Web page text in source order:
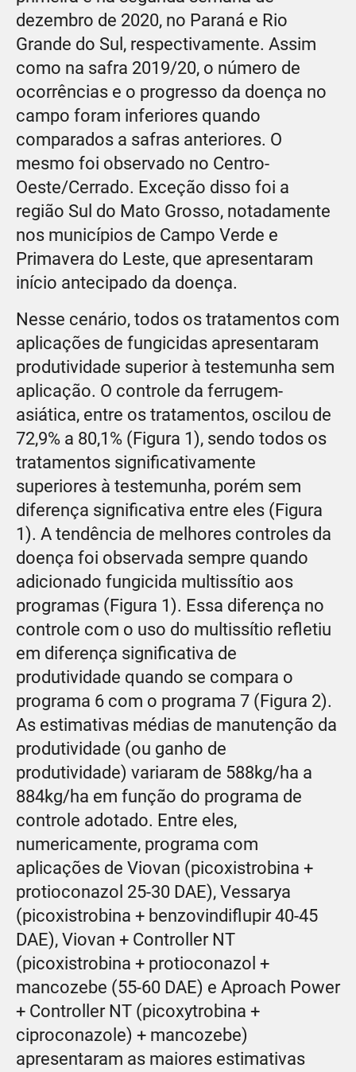
dezembro de 2020, no Paraná e Rio
Grande do Sul, respectivamente. Assim
como na safra 2019/20, o número de
ocorrências e o progresso da doença no
campo foram inferiores quando
comparados a safras anteriores. O
mesmo foi observado no Centro-
Oeste/Cerrado. Exceção disso foi a
região Sul do Mato Grosso, notadamente
nos municípios de Campo Verde e
Primavera do Leste, que apresentaram
início antecipado da doença.
Nesse cenário, todos os tratamentos com
aplicações de fungicidas apresentaram
produtividade superior à testemunha sem
aplicação. O controle da ferrugem-
asiática, entre os tratamentos, oscilou de
72,9% a 80,1% (Figura 1), sendo todos os
tratamentos significativamente
superiores à testemunha, porém sem
diferença significativa entre eles (Figura
1). A tendência de melhores controles da
doença foi observada sempre quando
adicionado fungicida multissítio aos
programas (Figura 1). Essa diferença no
controle com o uso do multissítio refletiu
em diferença significativa de
produtividade quando se compara o
programa 6 com o programa 7 (Figura 2).
As estimativas médias de manutenção da
produtividade (ou ganho de
produtividade) variaram de 588kg/ha a
884kg/ha em função do programa de
controle adotado. Entre eles,
numericamente, programa com
aplicações de Viovan (picoxistrobina +
protioconazol 25-30 DAE), Vessarya
(picoxistrobina + benzovindiflupir 40-45
DAE), Viovan + Controller NT
(picoxistrobina + protioconazol +
mancozebe (55-60 DAE) e Aproach Power
+ Controller NT (picoxytrobina +
ciproconazole) + mancozebe)
apresentaram as maiores estimativas